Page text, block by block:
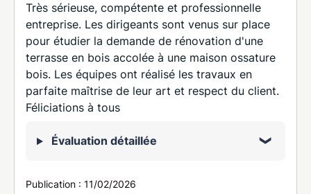
Très sérieuse, compétente et professionnelle
entreprise. Les dirigeants sont venus sur place
pour étudier la demande de rénovation d'une
terrasse en bois accolée à une maison ossature
bois. Les équipes ont réalisé les travaux en
parfaite maîtrise de leur art et respect du client.
Féliciations à tous
Évaluation détaillée
Publication : 11/02/2026